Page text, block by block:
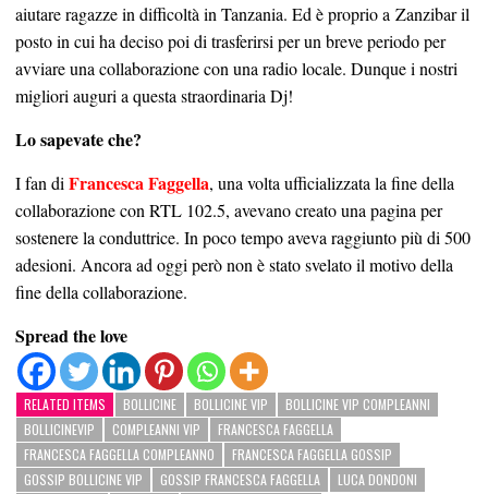
aiutare ragazze in difficoltà in Tanzania. Ed è proprio a Zanzibar il
posto in cui ha deciso poi di trasferirsi per un breve periodo per
avviare una collaborazione con una radio locale. Dunque i nostri
migliori auguri a questa straordinaria Dj!
Lo sapevate che?
I fan diFrancesca Faggella, una volta ufficializzata la fine della
collaborazione con RTL 102.5, avevano creato una pagina per
sostenere la conduttrice. In poco tempo aveva raggiunto più di 500
adesioni. Ancora ad oggi però non è stato svelato il motivo della
fine della collaborazione.
Spread the love
RELATED ITEMS BOLLICINE BOLLICINE VIP
BOLLICINE VIP COMPLEANNI
BOLLICINEVIP
COMPLEANNI VIP
FRANCESCA FAGGELLA
FRANCESCA FAGGELLA COMPLEANNO
FRANCESCA FAGGELLA GOSSIP
GOSSIP BOLLICINE VIP
GOSSIP FRANCESCA FAGGELLA
LUCA DONDONI